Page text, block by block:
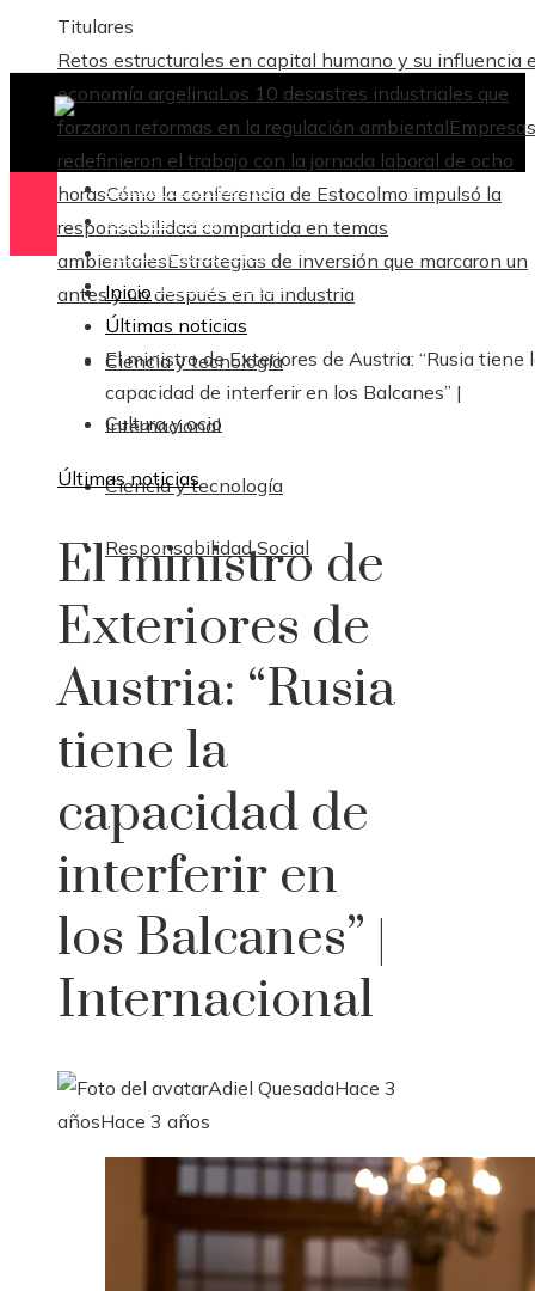
Titulares
Retos estructurales en capital humano y su influencia
economía argelinaLos 10 desastres industriales que
forzaron reformas en la regulación ambiental
redefinieron el trabajo con la jornada laboral de ocho
horasCómo la conferencia de Estocolmo impulsó la
responsabilidad compartida en temas
ambientalesEstrategias de inversión que marcaron un
antes y un después en la industria
Ciencia y tecnología
Cultura y ocio
Ciencia y tecnología
Responsabilidad Social
Ciencia y tecnología
Cultura y ocio
Ciencia y tecnología
Responsabilidad Social
Inicio
Últimas noticias
El ministro de Exteriores de Austria: “Rusia tiene
capacidad de interferir en los Balcanes” |
Internacional
Últimas noticias
El ministro de
Exteriores de
Austria: “Rusia
tiene la
capacidad de
interferir en
los Balcanes” |
Internacional
Adiel QuesadaHace 3
añosHace 3 años